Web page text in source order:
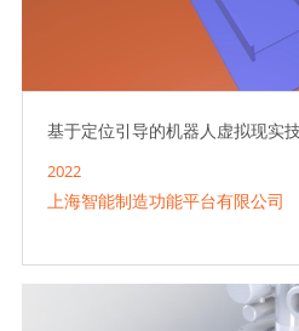
基于定位引导的机器人虚拟现实
2022
上海智能制造功能平台有限公司